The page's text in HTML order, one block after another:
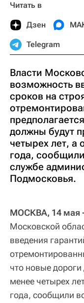
Читать в
Дзен
Telegram
Власти
возможность
сроков на
должны будут
четырех лет, а
года,
службе
Подмосковья.
МОСКВА, 14 мая
Московской
введения
что новые
менее четырех
года, сообщили